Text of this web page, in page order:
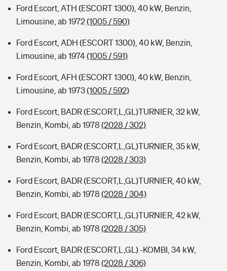
Ford Escort, ATH (ESCORT 1300), 40 kW, Benzin,
Limousine, ab 1972(1005 / 590)
Ford Escort, ADH (ESCORT 1300), 40 kW, Benzin,
Limousine, ab 1974(1005 / 591)
Ford Escort, AFH (ESCORT 1300), 40 kW, Benzin,
Limousine, ab 1973(1005 / 592)
Ford Escort, BADR (ESCORT,L,GL)TURNIER, 32 kW,
Benzin, Kombi, ab 1978 (2028 / 302)
Ford Escort, BADR (ESCORT,L,GL)TURNIER, 35 kW,
Benzin, Kombi, ab 1978 (2028 / 303)
Ford Escort, BADR (ESCORT,L,GL)TURNIER, 40 kW,
Benzin, Kombi, ab 1978 (2028 / 304)
Ford Escort, BADR (ESCORT,L,GL)TURNIER, 42 kW,
Benzin, Kombi, ab 1978 (2028 / 305)
Ford Escort, BADR (ESCORT,L,GL) -KOMBI, 34 kW,
Benzin, Kombi, ab 1978 (2028 / 306)